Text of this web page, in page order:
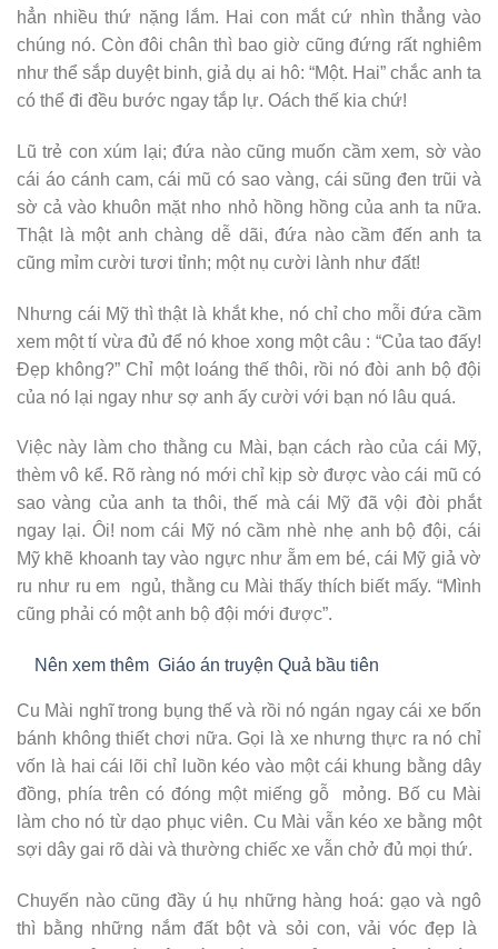
hẳn nhiều thứ nặng lắm. Hai con mắt cứ nhìn thẳng vào
chúng nó. Còn đôi chân thì bao giờ cũng đứng rất nghiêm
như thể sắp duyệt binh, giả dụ ai hô: “Một. Hai” chắc anh ta
có thể đi đều bước ngay tắp lự. Oách thế kia chứ!
Lũ trẻ con xúm lại; đứa nào cũng muốn cầm xem, sờ vào
cái áo cánh cam, cái mũ có sao vàng, cái sũng đen trũi và
sờ cả vào khuôn mặt nho nhỏ hồng hồng của anh ta nữa.
Thật là một anh chàng dễ dãi, đứa nào cầm đến anh ta
cũng mỉm cười tươi tỉnh; một nụ cười lành như đất!
Nhưng cái Mỹ thì thật là khắt khe, nó chỉ cho mỗi đứa cầm
xem một tí vừa đủ để nó khoe xong một câu : “Của tao đấy!
Đẹp không?” Chỉ một loáng thế thôi, rồi nó đòi anh bộ đội
của nó lại ngay như sợ anh ấy cười với bạn nó lâu quá.
Việc này làm cho thằng cu Mài, bạn cách rào của cái Mỹ,
thèm vô kể. Rõ ràng nó mới chỉ kịp sờ được vào cái mũ có
sao vàng của anh ta thôi, thế mà cái Mỹ đã vội đòi phắt
ngay lại. Ôi! nom cái Mỹ nó cầm nhè nhẹ anh bộ đội, cái
Mỹ khẽ khoanh tay vào ngực như ẵm em bé, cái Mỹ giả vờ
ru như ru em ngủ, thằng cu Mài thấy thích biết mấy. “Mình
cũng phải có một anh bộ đội mới được”.
Nên xem thêm Giáo án truyện Quả bầu tiên
Cu Mài nghĩ trong bụng thế và rồi nó ngán ngay cái xe bốn
bánh không thiết chơi nữa. Gọi là xe nhưng thực ra nó chỉ
vốn là hai cái lõi chỉ luồn kéo vào một cái khung bằng dây
đồng, phía trên có đóng một miếng gỗ mỏng. Bố cu Mài
làm cho nó từ dạo phục viên. Cu Mài vẫn kéo xe bằng một
sợi dây gai rõ dài và thường chiếc xe vẫn chở đủ mọi thứ.
Chuyến nào cũng đầy ú hụ những hàng hoá: gạo và ngô
thì bằng những nắm đất bột và sỏi con, vải vóc đẹp là